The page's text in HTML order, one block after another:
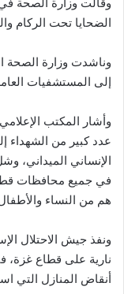
الضحايا تحت الركام
وناشدت وزارة الصحة
إلى المستشفيات
وأشار المكتب
عدد كبير من
الإنساني الميداني،
في جميع محافظات
هم من النساء
ونفذ جيش الاحتلال
نارية على قطاع غزة،
أنقاض المنازل التي